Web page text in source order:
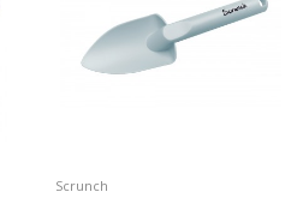
Scrunch